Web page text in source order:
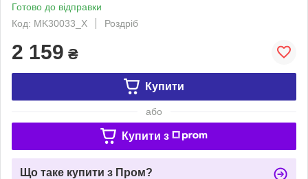
Готово до відправки
Код: MK30033_X
Роздріб
2 159 ₴
Купити
або
Купити з
Що таке купити з Пром?